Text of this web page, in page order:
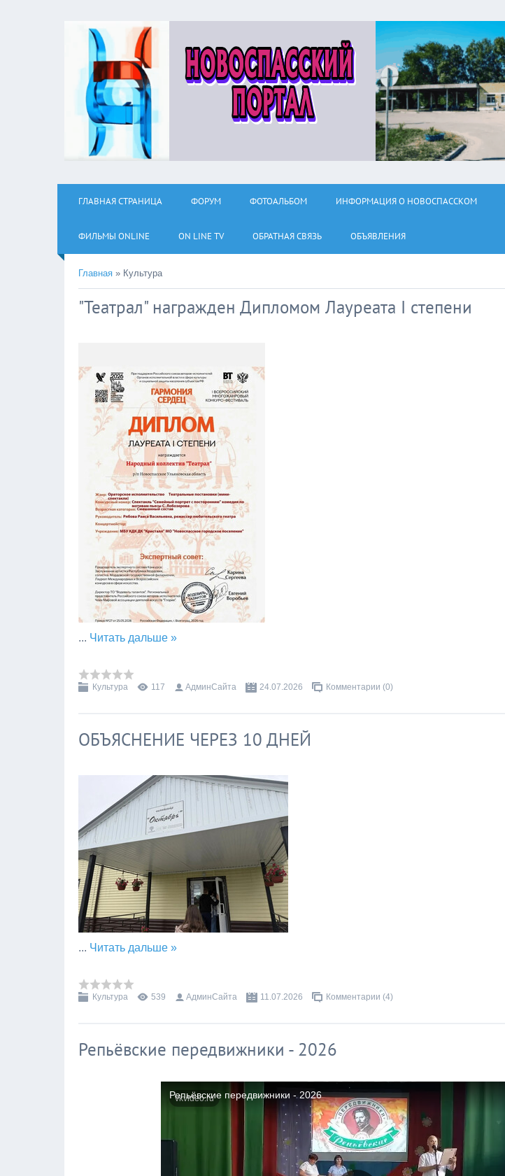
ГЛАВНАЯ СТРАНИЦА ФОРУМ ФОТОАЛЬБОМ ИНФОРМАЦИЯ О НОВОСПАССКОМ
ФИЛЬМЫ ОNLINE ON LINE TV ОБРАТНАЯ СВЯЗЬ ОБЪЯВЛЕНИЯ
Главная » Культура
"Театрал" награжден Дипломом Лауреата I степени
... Читать дальше »
Культура 117 АдминСайта 24.07.2026 Комментарии (0)
ОБЪЯСНЕНИЕ ЧЕРЕЗ 10 ДНЕЙ
... Читать дальше »
Культура 539 АдминСайта 11.07.2026 Комментарии (4)
Репьёвские передвижники - 2026